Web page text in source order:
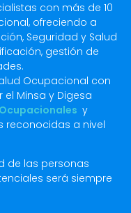
con más de 10
ofreciendo a
Seguridad y Salud
gestión de
Ocupacional con
Minsa y Digesa
y
reconocidas a nivel
de las personas
será siempre